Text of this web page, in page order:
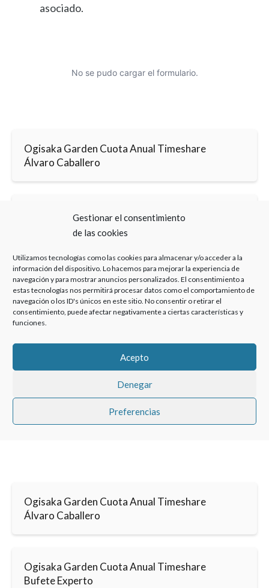
Gestionar el consentimiento
de las cookies
Utilizamos tecnologías como las cookies para almacenar y/o acceder a la
información del dispositivo. Lo hacemos para mejorar la experiencia de
navegación y para mostrar anuncios personalizados. El consentimiento a
estas tecnologías nos permitirá procesar datos como el comportamiento de
navegación o los ID's únicos en este sitio. No consentir o retirar el
consentimiento, puede afectar negativamente a ciertas características y
funciones.
Acepto
Denegar
Preferencias
asociado.
No se pudo cargar el formulario.
Ogisaka Garden Cuota Anual Timeshare
Álvaro Caballero
Ogisaka Garden Cuota Anual Timeshare
Bufete Experto
Ogisaka Garden Cuota Anual Timeshare
Álvaro Caballero
Ogisaka Garden Cuota Anual Timeshare
Bufete Experto